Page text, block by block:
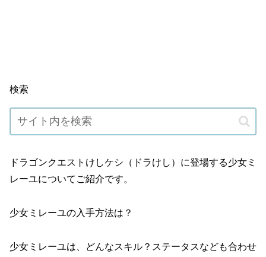
検索
ドラゴンクエストけしケシ（ドラけし）に登場する少女ミ
レーユについてご紹介です。
少女ミレーユの入手方法は？
少女ミレーユは、どんなスキル？ステータスなども合わせ